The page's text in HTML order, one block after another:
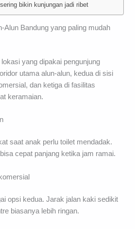
bikin kunjungan jadi ribet
Alun Bandung yang paling mudah
yang dipakai pengunjung
utama alun-alun, kedua di sisi
dan ketiga di fasilitas
keramaian.
saat anak perlu toilet mendadak.
cepat panjang ketika jam ramai.
opsi kedua. Jarak jalan kaki sedikit
biasanya lebih ringan.